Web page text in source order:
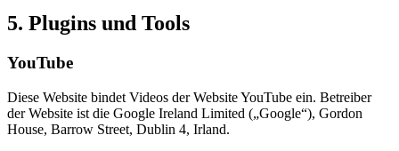
5. Plugins und Tools
YouTube
Diese Website bindet Videos der Website YouTube ein. Betreiber
der Website ist die Google Ireland Limited („Google“), Gordon
House, Barrow Street, Dublin 4, Irland.